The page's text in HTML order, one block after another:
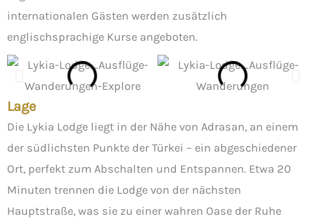
internationalen Gästen werden zusätzlich
englischsprachige Kurse angeboten.
Lage
Die Lykia Lodge liegt in der Nähe von Adrasan, an einem
der südlichsten Punkte der Türkei – ein abgeschiedener
Ort, perfekt zum Abschalten und Entspannen. Etwa 20
Minuten trennen die Lodge von der nächsten
Hauptstraße, was sie zu einer wahren Oase der Ruhe